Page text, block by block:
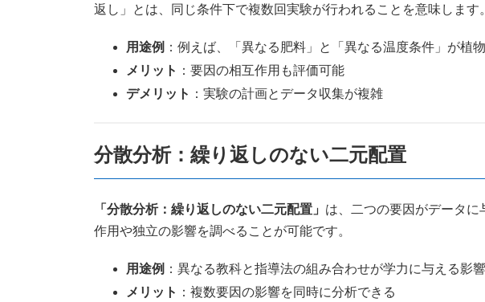
返し」とは、同じ条件下で複数回実験が行われることを意味します。
用途例 ：例えば、「異なる肥料」と「異なる温度条件」が植
メリット ：要因の相互作用も評価可能
デメリット ：実験の計画とデータ収集が複雑
分散分析：繰り返しのない二元配置
「分散分析：繰り返しのない二元配置」 は、二つの要因がデータ
作用や独立の影響を調べることが可能です。
用途例 ：異なる教科と指導法の組み合わせが学力に与える影
メリット ：複数要因の影響を同時に分析できる